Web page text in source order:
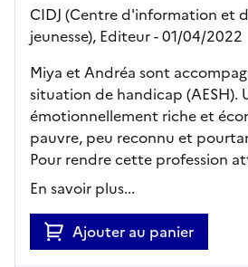
CIDJ (Centre d'information et
jeunesse), Editeur- 01/04/2022
Miya et Andréa sont
situation de handicap (AESH).
émotionnellement riche et
pauvre, peu reconnu et
Pour rendre cette profession
En savoir plus...
Ajouter au panier